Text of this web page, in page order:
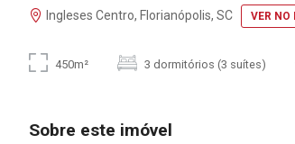
Ingleses Centro, Florianópolis, SC VER NO
450m² 3 dormitórios (3 suítes)
Sobre este imóvel